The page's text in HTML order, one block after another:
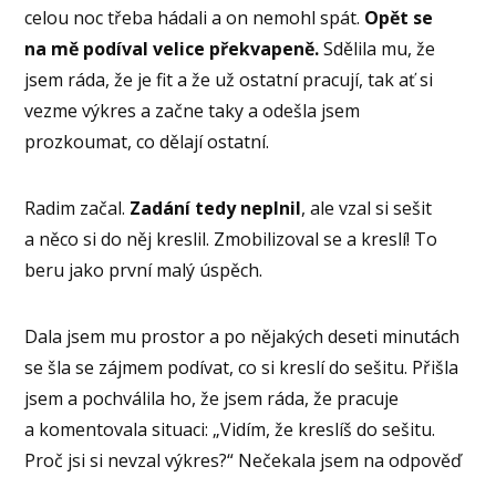
celou noc třeba hádali a on nemohl spát. Opět se
na mě podíval velice překvapeně.Sdělila mu, že
jsem ráda, že je fit a že už ostatní pracují, tak ať si
vezme výkres a začne taky a odešla jsem
prozkoumat, co dělají ostatní.
Radim začal. Zadání tedy neplnil, ale vzal si sešit
a něco si do něj kreslil. Zmobilizoval se a kreslí! To
beru jako první malý úspěch.
Dala jsem mu prostor a po nějakých deseti minutách
se šla se zájmem podívat, co si kreslí do sešitu. Přišla
jsem a pochválila ho, že jsem ráda, že pracuje
a komentovala situaci: „Vidím, že kreslíš do sešitu.
Proč jsi si nevzal výkres?“ Nečekala jsem na odpověď